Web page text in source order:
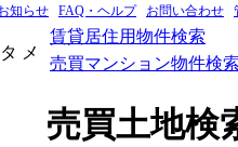
知らせ FAQ・ヘルプ お問い合わせ
メ
賃貸居住用物件検索
売買マンション物件検
売買土地検